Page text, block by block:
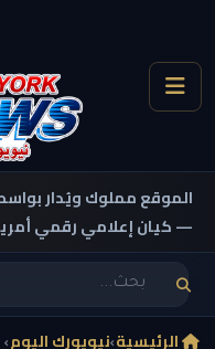
الموقع مملوك ويُدار
— كيان إعلامي رقمي
الرئيسية›نيويورك اليوم›